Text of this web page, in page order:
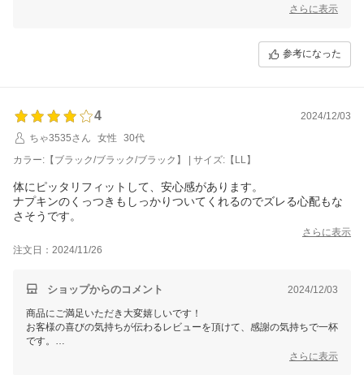
誠に勝手ながら、年末年始の休業期間中のご注文の発送に全力を注ぐた
※個別での対応が必要なお客様へは、1/14(火)から順次対応させていた
1/14(火)以降に頂戴したレビューから返信を再開させていただきます。
心を込めて返信いたしますので、今後とも、どうぞよろしくお願いいた
します。
さらに表示
参考になった
4
2024/12/03
ちゃ3535さん
女性
30代
カラー:【ブラック/ブラック/ブラック】 | サイズ:【LL】
体にピッタリフィットして、安心感があります。
ナプキンのくっつきもしっかりついてくれるのでズレる心配もな
さそうです。
さらに表示
注文日：2024/11/26
ショップからのコメント 2024/12/03
商品にご満足いただき大変嬉しいです！
お客様の喜びの気持ちが伝わるレビューを頂けて、感謝の気持ちで一杯
です。
さらに表示